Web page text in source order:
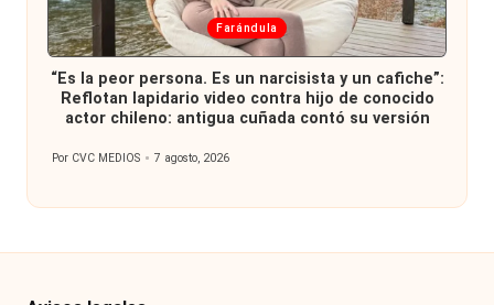
Publicada
en
Farándula
“Es la peor persona. Es un narcisista y un cafiche”:
Reflotan lapidario video contra hijo de conocido
actor chileno: antigua cuñada contó su versión
Publicado
Por CVC MEDIOS 7 agosto, 2026